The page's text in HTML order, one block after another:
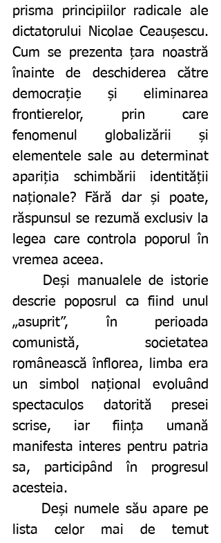
prisma principiilor radicale ale
dictatorului Nicolae Ceaușescu.
Cum se prezenta țara noastră
înainte de deschiderea către
democrație și eliminarea
frontierelor, prin care
fenomenul globalizării și
elementele sale au determinat
apariția schimbării identității
naționale? Fără dar și poate,
răspunsul se rezumă exclusiv la
legea care controla poporul în
vremea aceea.
descrie poposrul ca fiind unul
„asuprit”, în perioada
comunistă, societatea
românească înflorea, limba era
un simbol național evoluând
spectaculos datorită presei
scrise, iar ființa umană
manifesta interes pentru patria
sa, participând în progresul
acesteia.
lista celor mai de temut